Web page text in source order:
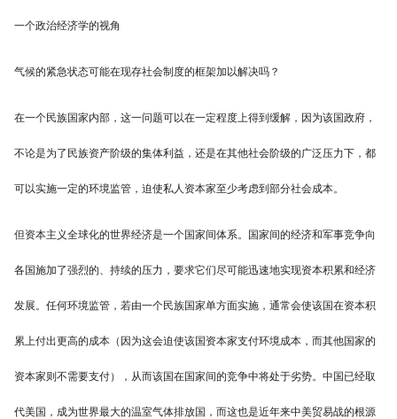
一个政治经济学的视角
气候的紧急状态可能在现存社会制度的框架加以解决吗？
在一个民族国家内部，这一问题可以在一定程度上得到缓解，因为该国政府，
不论是为了民族资产阶级的集体利益，还是在其他社会阶级的广泛压力下，都
可以实施一定的环境监管，迫使私人资本家至少考虑到部分社会成本。
但资本主义全球化的世界经济是一个国家间体系。国家间的经济和军事竞争向
各国施加了强烈的、持续的压力，要求它们尽可能迅速地实现资本积累和经济
发展。任何环境监管，若由一个民族国家单方面实施，通常会使该国在资本积
累上付出更高的成本（因为这会迫使该国资本家支付环境成本，而其他国家的
资本家则不需要支付），从而该国在国家间的竞争中将处于劣势。中国已经取
代美国，成为世界最大的温室气体排放国，而这也是近年来中美贸易战的根源